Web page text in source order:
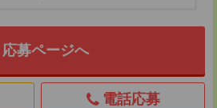
応募ページへ
電話応募